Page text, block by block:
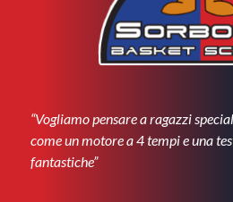
“Vogliamo pensare a ragazzi
come un motore a 4 tempi e una
fantastiche”